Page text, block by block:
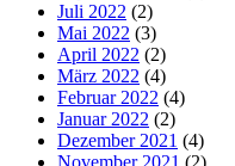
Juli 2022 (2)
Mai 2022 (3)
April 2022 (2)
März 2022 (4)
Februar 2022 (4)
Januar 2022 (2)
Dezember 2021 (4)
November 2021 (2)